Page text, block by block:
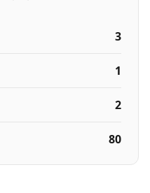
3
1
2
80